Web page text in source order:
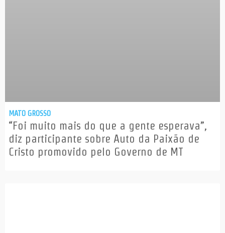
MATO GROSSO
“Foi muito mais do que a gente esperava”,
diz participante sobre Auto da Paixão de
Cristo promovido pelo Governo de MT